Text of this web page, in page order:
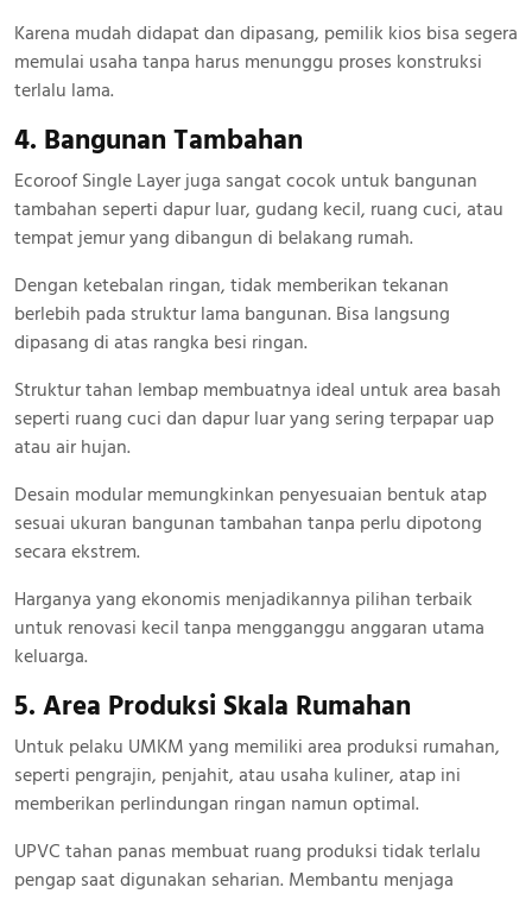
Karena mudah didapat dan dipasang, pemilik kios bisa segera
memulai usaha tanpa harus menunggu proses konstruksi
terlalu lama.
4. Bangunan Tambahan
Ecoroof Single Layer juga sangat cocok untuk bangunan
tambahan seperti dapur luar, gudang kecil, ruang cuci, atau
tempat jemur yang dibangun di belakang rumah.
Dengan ketebalan ringan, tidak memberikan tekanan
berlebih pada struktur lama bangunan. Bisa langsung
dipasang di atas rangka besi ringan.
Struktur tahan lembap membuatnya ideal untuk area basah
seperti ruang cuci dan dapur luar yang sering terpapar uap
atau air hujan.
Desain modular memungkinkan penyesuaian bentuk atap
sesuai ukuran bangunan tambahan tanpa perlu dipotong
secara ekstrem.
Harganya yang ekonomis menjadikannya pilihan terbaik
untuk renovasi kecil tanpa mengganggu anggaran utama
keluarga.
5. Area Produksi Skala Rumahan
Untuk pelaku UMKM yang memiliki area produksi rumahan,
seperti pengrajin, penjahit, atau usaha kuliner, atap ini
memberikan perlindungan ringan namun optimal.
UPVC tahan panas membuat ruang produksi tidak terlalu
pengap saat digunakan seharian. Membantu menjaga